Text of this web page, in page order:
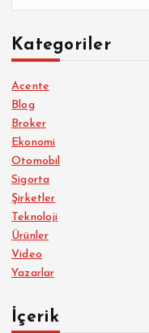
Kategoriler
Acente
Blog
Broker
Ekonomi
Otomobil
Sigorta
Şirketler
Teknoloji
Ürünler
Video
Yazarlar
İçerik